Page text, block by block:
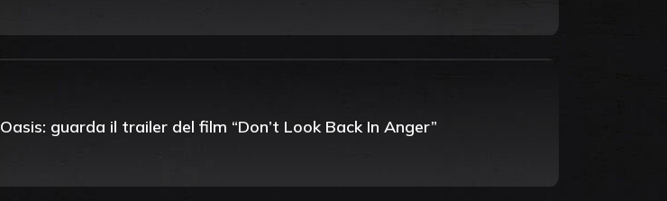
Oasis: guarda il trailer del film “Don’t Look Back In Anger”